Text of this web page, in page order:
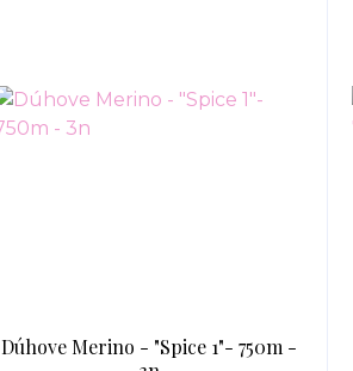
Dúhove Merino - "Spice 1"- 750m -